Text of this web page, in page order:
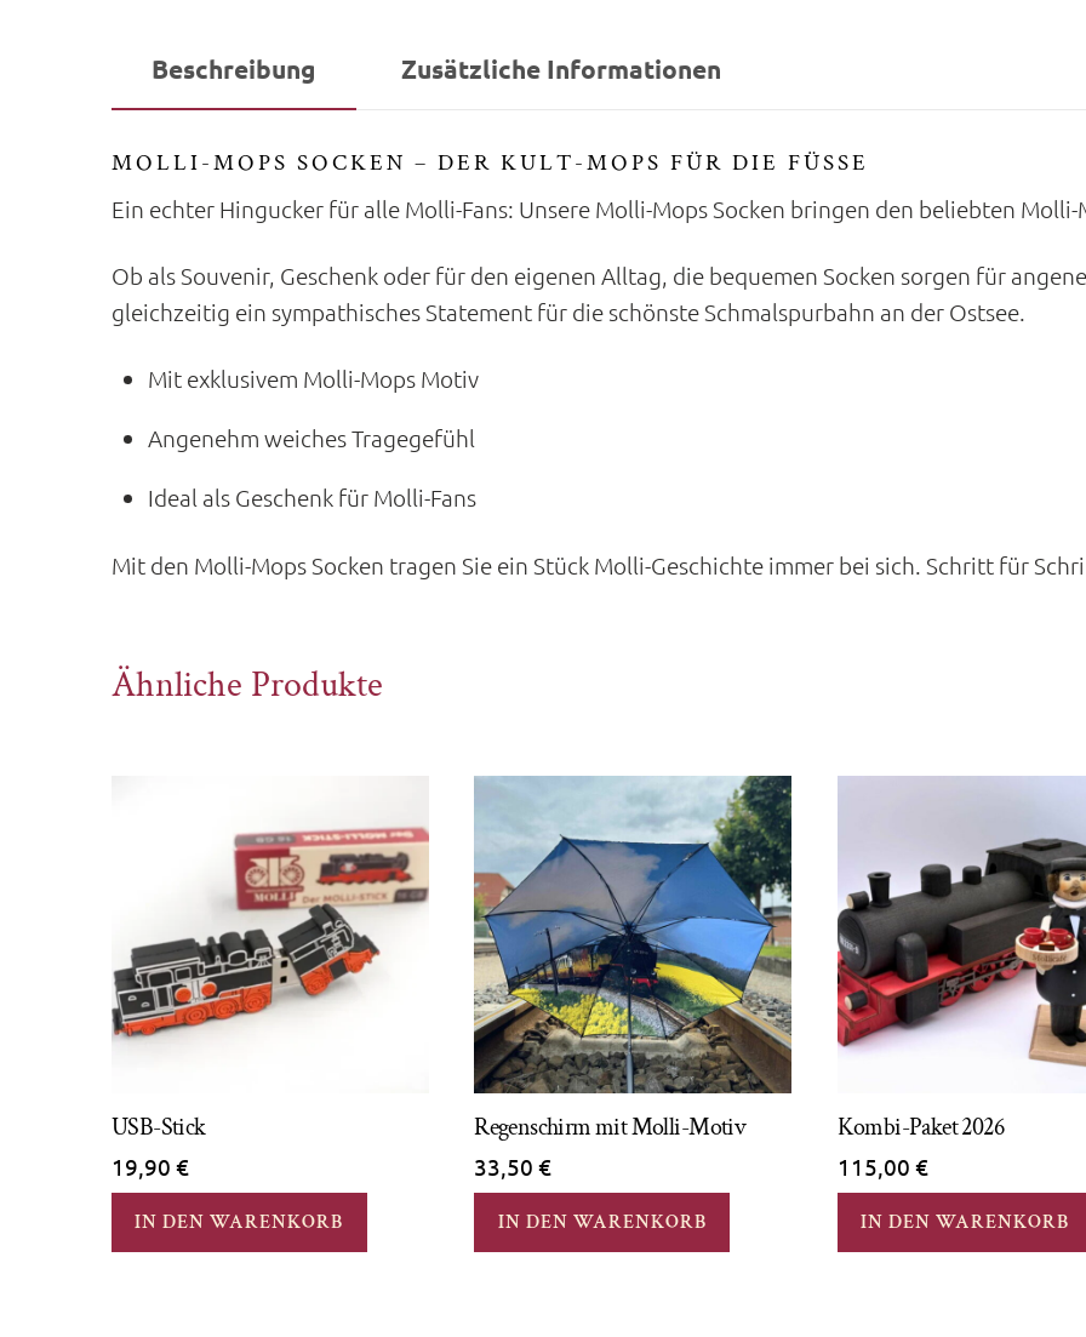
Beschreibung Zusätzliche Informationen
MOLLI-MOPS SOCKEN – DER KULT-MOPS FÜR DIE FÜSSE
Ein echter Hingucker für alle Molli-Fans: Unsere Molli-Mops Socken bringen den beliebten
Ob als Souvenir, Geschenk oder für den eigenen Alltag, die bequemen Socken sorgen für
gleichzeitig ein sympathisches Statement für die schönste Schmalspurbahn an der Ostsee.
Mit exklusivem Molli-Mops Motiv
Angenehm weiches Tragegefühl
Ideal als Geschenk für Molli-Fans
Mit den Molli-Mops Socken tragen Sie ein Stück Molli-Geschichte immer bei sich. Schritt für
Ähnliche Produkte
USB-Stick
19,90 €
IN DEN WARENKORB
Regenschirm mit Molli-Motiv
33,50€
IN DEN WARENKORB
Kombi-Paket 2026
115,00 €
IN DEN WARENKORB